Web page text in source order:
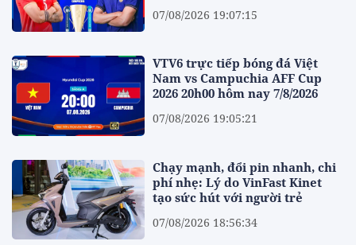
07/08/2026 19:07:15
VTV6 trực tiếp bóng đá Việt
Nam vs Campuchia AFF Cup
2026 20h00 hôm nay 7/8/2026
07/08/2026 19:05:21
Chạy mạnh, đổi pin nhanh, chi
phí nhẹ: Lý do VinFast Kinet
tạo sức hút với người trẻ
07/08/2026 18:56:34